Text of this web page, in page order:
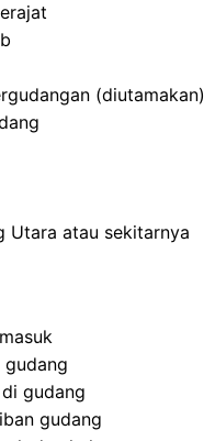
(diutamakan)
Utara atau sekitarnya
gudang
gudang
gudang